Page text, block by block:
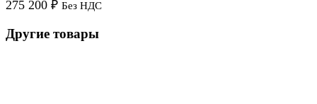
275 200 ₽ Без НДС
Другие товары